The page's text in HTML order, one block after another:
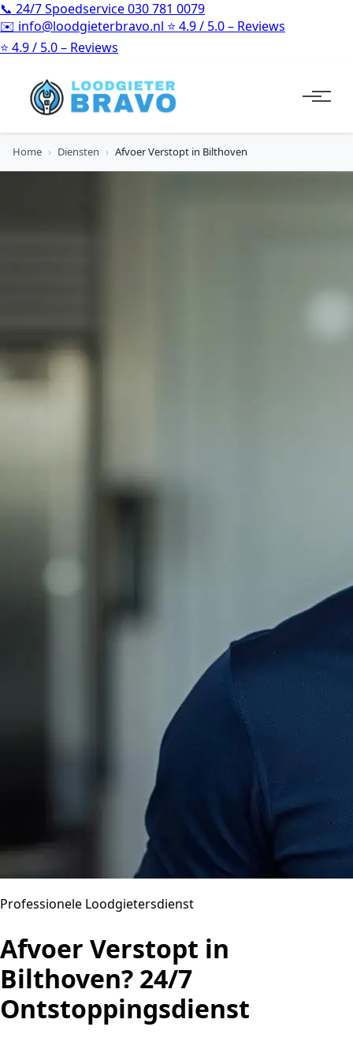
📞 24/7 Spoedservice030 781 0079
✉️ info@loodgieterbravo.nl ⭐ 4.9 / 5.0 – Reviews
⭐ 4.9 / 5.0 – Reviews
Home › Diensten › Afvoer Verstopt in Bilthoven
Professionele Loodgietersdienst
Afvoer Verstopt in
Bilthoven? 24/7
Ontstoppingsdienst